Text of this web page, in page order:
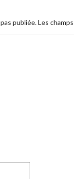
publiée.Les